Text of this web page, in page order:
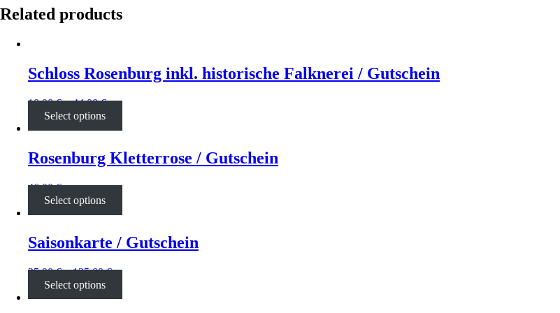
Related products
Schloss Rosenburg inkl. historische Falknerei / Gutschein
10,00€–44,00€
Select options
Rosenburg Kletterrose / Gutschein
46,00€
Select options
Saisonkarte / Gutschein
25,00€–135,00€
Select options